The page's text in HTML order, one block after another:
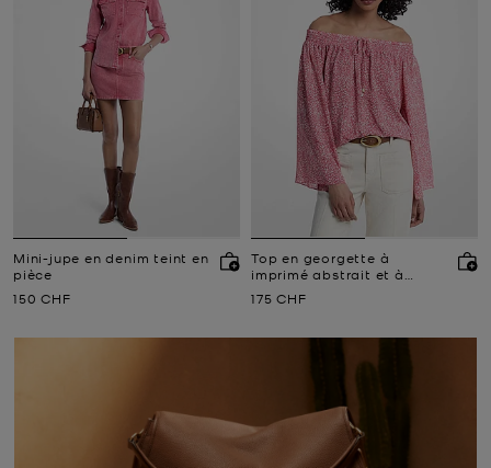
Mini-jupe en denim teint en
pièce
Prix actuel
150 CHF
Top en georgette à
imprimé abstrait et à
Prix actuel
175 CHF